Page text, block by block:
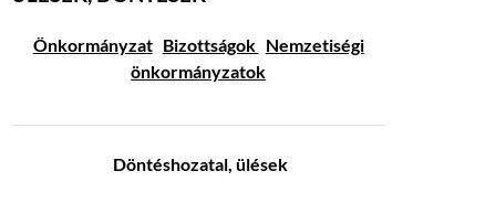
Önkormányzat Bizottságok Nemzetiségi
önkormányzatok
Döntéshozatal, ülések